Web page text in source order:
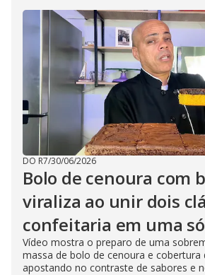
DO R7/30/06/2026
Bolo de cenoura com
viraliza ao unir dois
confeitaria em uma
Vídeo mostra o preparo de uma
massa de bolo de cenoura e cobertura
apostando no contraste de sabores e